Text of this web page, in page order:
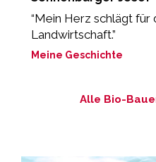
“Mein Herz schlägt für
Landwirtschaft.”
Meine Geschichte
Alle Bio-